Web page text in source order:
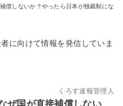
償しないか？やったら日本が独裁制にな
に向けて情報を発信していま
くろす速報管理人
ぜ国が直接補償しない